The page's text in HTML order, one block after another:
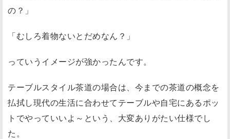
の？」
「むしろ着物ないとだめなん？」
っていうイメージが強かったんです。
テーブルスタイル茶道の場合は、今までの茶道の概念を
払拭し現代の生活に合わせてテーブルや自宅にあるポッ
トでやっていいよ～という、大変ありがたい仕様でし
た。